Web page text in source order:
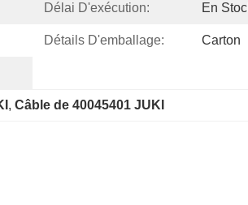
Délai D'exécution: En
Détails D'emballage: Carton
, Câble de 40045401 JUKI